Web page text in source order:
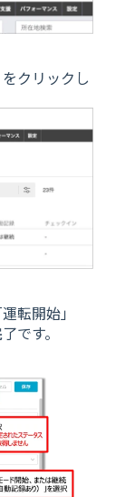
クリックし
転開始」
です。